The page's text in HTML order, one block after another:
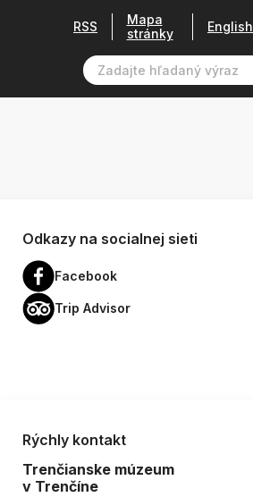
RSS
Mapa
stránky
English
Odkazy na socialnej sieti
Facebook
Trip Advisor
Rýchly kontakt
Trenčianske múzeum
v Trenčíne